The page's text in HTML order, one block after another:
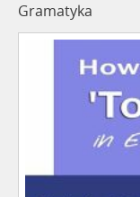
Gramatyka